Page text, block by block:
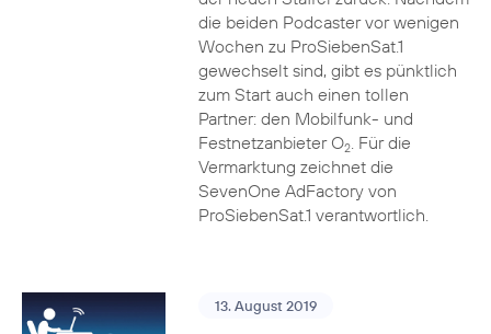
die beiden Podcaster vor wenigen
Wochen zu ProSiebenSat.1
gewechselt sind, gibt es pünktlich
zum Start auch einen tollen
Partner: den Mobilfunk- und
Festnetzanbieter O2. Für die
Vermarktung zeichnet die
SevenOne AdFactory von
ProSiebenSat.1 verantwortlich.
13. August 2019